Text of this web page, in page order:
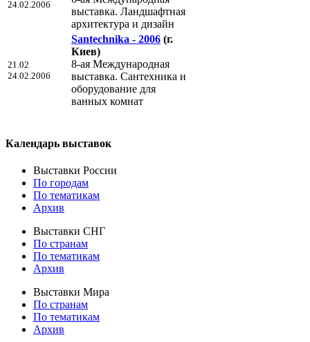
24.02.2006
выставка. Ландшафтная
архитектура и дизайн
21.02
24.02.2006
Santechnika - 2006 (г.
Киев)
8-ая Международная
выставка. Сантехника и
оборудование для
ванных комнат
Календарь выставок
Выставки России
По городам
По тематикам
Архив
Выставки СНГ
По странам
По тематикам
Архив
Выставки Мира
По странам
По тематикам
Архив